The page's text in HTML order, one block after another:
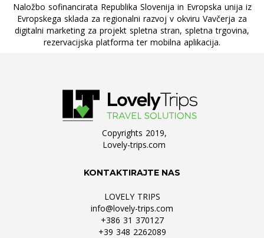
Naložbo sofinancirata Republika Slovenija in Evropska unija iz
Evropskega sklada za regionalni razvoj v okviru Vavčerja za
digitalni marketing za projekt spletna stran, spletna trgovina,
rezervacijska platforma ter mobilna aplikacija.
Copyrights 2019,
Lovely-trips.com
KONTAKTIRAJTE NAS
LOVELY TRIPS
info@lovely-trips.com
+386 31 370127
+39 348 2262089